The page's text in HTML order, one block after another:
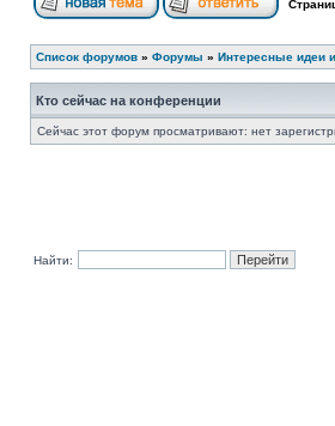
Список форумов » Форумы » Интересные идеи
Кто сейчас на конференции
Сейчас этот форум просматривают: нет
Найти: